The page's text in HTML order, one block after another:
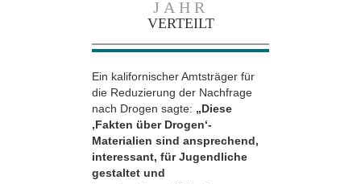
JAHR
VERTEILT
Ein kalifornischer Amtsträger für
die Reduzierung der Nachfrage
nach Drogen sagte: „Diese
‚Fakten über Drogen‘-
Materialien sind ansprechend,
interessant, für Jugendliche
gestaltet und